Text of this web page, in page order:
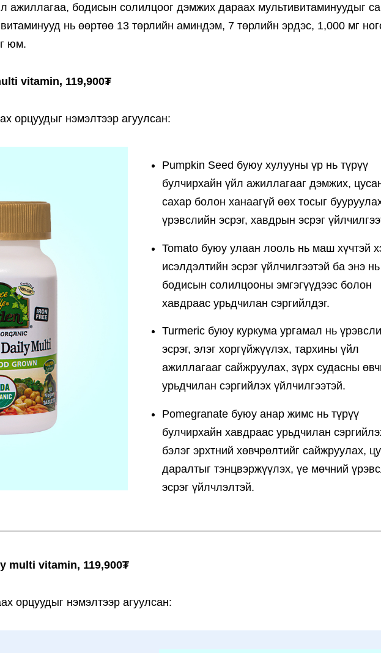
ажиллагаа, бодисын солилцоог дэмжих дараах мультивитаминуудыг
нь өөртөө 13 төрлийн аминдэм, 7 төрлийн эрдэс, 1,000 мг
юм.
vitamin, 119,900₮
орцуудыг нэмэлтээр агуулсан:
Pumpkin Seed буюу хулууны үр нь түрүү
булчирхайн үйл ажиллагааг дэмжих,
сахар болон ханаагүй өөх тосыг
үрэвслийн эсрэг, хавдрын эсрэг
Tomato буюу улаан лооль нь маш хүчтэй
исэлдэлтийн эсрэг үйлчилгээтэй ба энэ нь
бодисын солилцооны эмгэгүүдээс болон
хавдраас урьдчилан сэргийлдэг.
Turmeric буюу куркума ургамал нь
эсрэг, элэг хоргүйжүүлэх, тархины үйл
ажиллагааг сайжруулах, зүрх судасны
урьдчилан сэргийлэх үйлчилгээтэй.
Pomegranate буюу анар жимс нь түрүү
булчирхайн хавдраас урьдчилан
бэлэг эрхтний хөвчрөлтийг сайжруулах,
даралтыг тэнцвэржүүлэх, үе мөчний
эсрэг үйлчлэлтэй.
multi vitamin, 119,900₮
орцуудыг нэмэлтээр агуулсан: